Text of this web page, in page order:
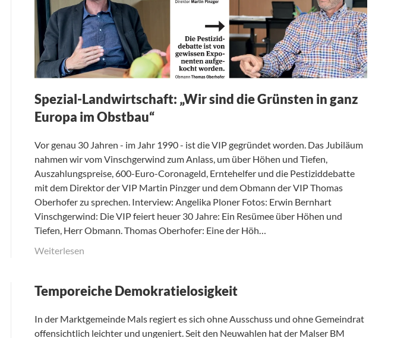
Spezial-Landwirtschaft: „Wir sind die Grünsten in ganz
Europa im Obstbau“
Vor genau 30 Jahren - im Jahr 1990 - ist die VIP gegründet worden. Das Jubiläum
nahmen wir vom Vinschgerwind zum Anlass, um über Höhen und Tiefen,
Auszahlungspreise, 600-Euro-Coronageld, Erntehelfer und die Pestiziddebatte
mit dem Direktor der VIP Martin Pinzger und dem Obmann der VIP Thomas
Oberhofer zu sprechen. Interview: Angelika Ploner Fotos: Erwin Bernhart
Vinschgerwind: Die VIP feiert heuer 30 Jahre: Ein Resümee über Höhen und
Tiefen, Herr Obmann. Thomas Oberhofer: Eine der Höh…
Weiterlesen
Temporeiche Demokratielosigkeit
In der Marktgemeinde Mals regiert es sich ohne Ausschuss und ohne Gemeindrat
offensichtlich leichter und ungeniert. Seit den Neuwahlen hat der Malser BM